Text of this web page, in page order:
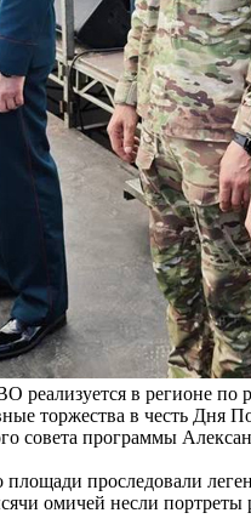
реализуется в регионе
торжества в честь Дня
программы
проследовали
омичей несли